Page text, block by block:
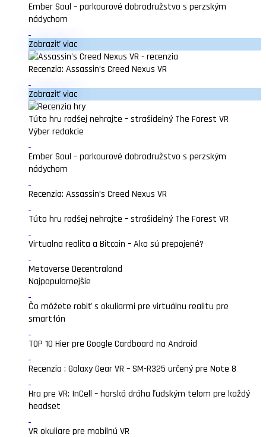
Ember Soul – parkourové dobrodružstvo s perzským
nádychom
Zobraziť viac
Recenzia: Assassin’s Creed Nexus VR
Zobraziť viac
Túto hru radšej nehrajte – strašidelný The Forest VR
Výber redakcie
Ember Soul – parkourové dobrodružstvo s perzským
nádychom
Recenzia: Assassin’s Creed Nexus VR
Túto hru radšej nehrajte – strašidelný The Forest VR
Virtualna realita a Bitcoin – Ako sú prepojené?
Metaverse Decentraland
Najpopularnejšie
Čo môžete robiť s okuliarmi pre virtuálnu realitu pre
smartfón
TOP 10 Hier pre Google Cardboard na Android
Recenzia : Galaxy Gear VR – SM-R325 určený pre Note 8
Hra pre VR: InCell – horská dráha ľudským telom pre každý
headset
VR okuliare pre mobilnú VR